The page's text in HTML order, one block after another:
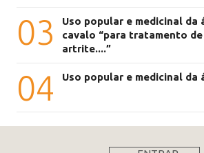
03
Uso popular e medicinal da
cavalo “para tratamento
artrite....”
04 Uso popular e medicinal da